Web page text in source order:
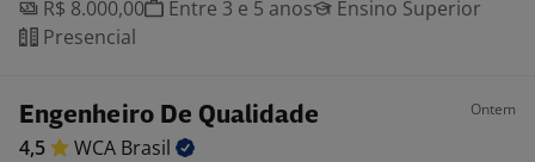
R$ 8.000,00
Entre 3 e 5 anos
Ensino Superior
Presencial
Engenheiro De Qualidade Ontem
4,5 WCA Brasil